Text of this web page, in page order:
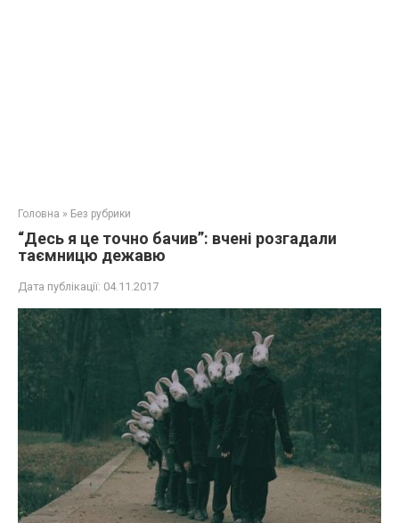
Головна » Без рубрики
“Десь я це точно бачив”: вчені розгадали
таємницю дежавю
Дата публікації: 04.11.2017